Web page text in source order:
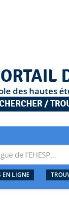
des hautes
/
EN LIGNE